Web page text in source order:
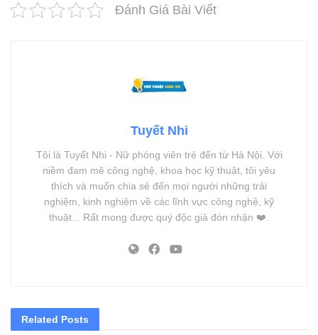
Đánh Giá Bài Viết
Tuyết Nhi
Tôi là Tuyết Nhi - Nữ phóng viên trẻ đến từ Hà Nội. Với
niềm đam mê công nghệ, khoa học kỹ thuật, tôi yêu
thích và muốn chia sẻ đến mọi người những trải
nghiệm, kinh nghiệm về các lĩnh vực công nghệ, kỹ
thuật... Rất mong được quý độc giả đón nhận ❤️.
Related Posts